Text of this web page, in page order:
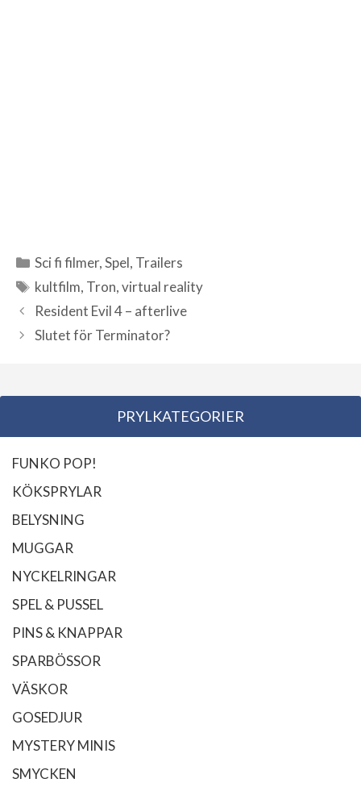
Kategorier
Sci fi filmer,Spel, Trailers
Etiketter
kultfilm, Tron,virtual reality
Resident Evil 4 – afterlive
Slutet för Terminator?
PRYLKATEGORIER
FUNKO POP!
KÖKSPRYLAR
BELYSNING
MUGGAR
NYCKELRINGAR
SPEL & PUSSEL
PINS & KNAPPAR
SPARBÖSSOR
VÄSKOR
GOSEDJUR
MYSTERY MINIS
SMYCKEN